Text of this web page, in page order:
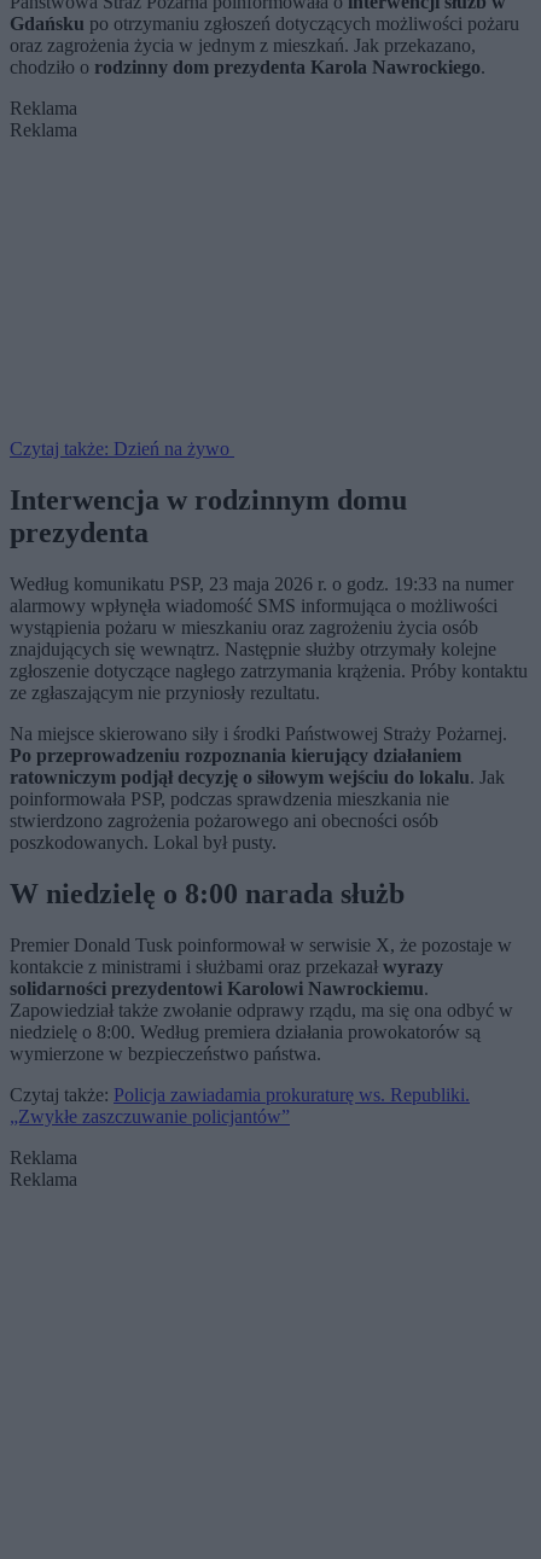
Gdańsku po otrzymaniu zgłoszeń dotyczących możliwości pożaru
oraz zagrożenia życia w jednym z mieszkań. Jak przekazano,
chodziło o rodzinny dom prezydenta Karola Nawrockiego.
Reklama
Reklama
Czytaj także: Dzień na żywo
Interwencja w rodzinnym domu
prezydenta
Według komunikatu PSP, 23 maja 2026 r. o godz. 19:33 na numer
alarmowy wpłynęła wiadomość SMS informująca o możliwości
wystąpienia pożaru w mieszkaniu oraz zagrożeniu życia osób
znajdujących się wewnątrz. Następnie służby otrzymały kolejne
zgłoszenie dotyczące nagłego zatrzymania krążenia. Próby kontaktu
ze zgłaszającym nie przyniosły rezultatu.
Na miejsce skierowano siły i środki Państwowej Straży Pożarnej.
Po przeprowadzeniu rozpoznania kierujący działaniem
ratowniczym podjął decyzję o siłowym wejściu do lokalu. Jak
poinformowała PSP, podczas sprawdzenia mieszkania nie
stwierdzono zagrożenia pożarowego ani obecności osób
poszkodowanych. Lokal był pusty.
W niedzielę o 8:00 narada służb
Premier Donald Tusk poinformował w serwisie X, że pozostaje w
kontakcie z ministrami i służbami oraz przekazał wyrazy
solidarności prezydentowi Karolowi Nawrockiemu.
Zapowiedział także zwołanie odprawy rządu, ma się ona odbyć w
niedzielę o 8:00. Według premiera działania prowokatorów są
wymierzone w bezpieczeństwo państwa.
Czytaj także: Policja zawiadamia prokuraturę ws. Republiki.
„Zwykłe zaszczuwanie policjantów”
Reklama
Reklama